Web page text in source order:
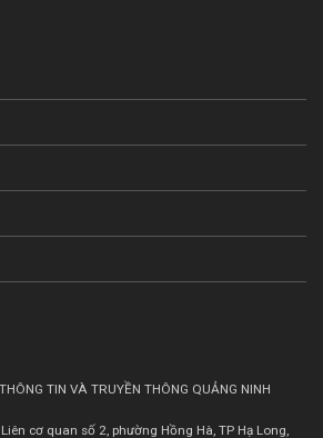
TIN VÀ TRUYỀN THÔNG QUẢNG NINH
cơ quan số 2, phường Hồng Hà, TP Hạ Long,